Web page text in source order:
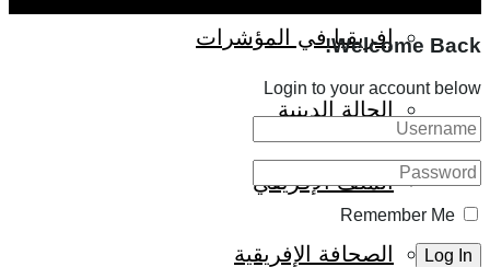
إفريقيا في المؤشرات
الحالة الدينية
الملف الإفريقي
الصحافة الإفريقية
Welcome Back!
Login to your account below
Remember Me